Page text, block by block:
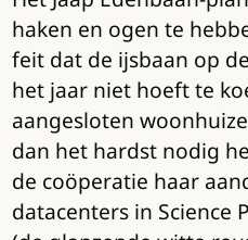
haken en ogen te
feit dat de ijsbaan op
het jaar niet hoeft te
aangesloten
dan het hardst nodig
de coöperatie haar
datacenters in Science